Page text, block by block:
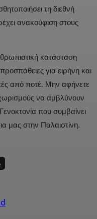
τη διεθνή
ανακούφιση στους
κατάσταση
για ειρήνη και
από ποτέ. Μην αφήνετε
να αμβλύνουν
που συμβαίνει
μας στην Παλαιστίνη.